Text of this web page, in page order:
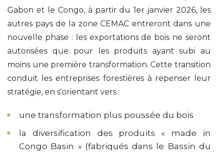
Gabon et le Congo, à partir du 1er janvier 2026, les
autres pays de la zone CEMAC entreront dans une
nouvelle phase : les exportations de bois ne seront
autorisées que pour les produits ayant subi au
moins une première transformation. Cette transition
conduit les entreprises forestières à repenser leur
stratégie, en s'orientant vers :
une transformation plus poussée du bois
la diversification des produits « made in
Congo Basin » (fabriqués dans le Bassin du